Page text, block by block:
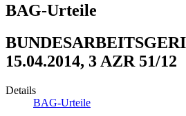
BAG-Urteile
15.04.2014, 3 AZR 51/12
Details
BAG-Urteile